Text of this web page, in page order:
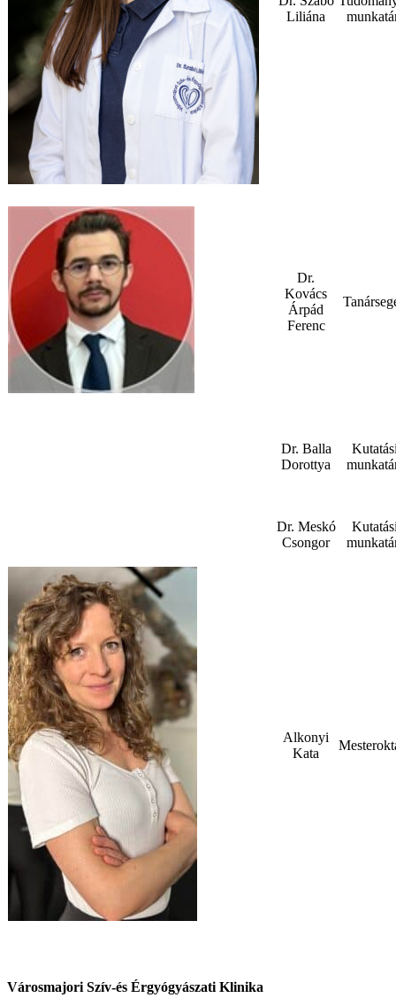
Liliána
Dr.
Kovács
Árpád
Ferenc
Dr. Balla
Dorottya
Dr. Meskó
Csongor
Alkonyi
Kata
Városmajori Szív-és Érgyógyászati Klinika